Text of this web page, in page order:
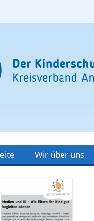
Wir über uns
Unser
Unsere Partner